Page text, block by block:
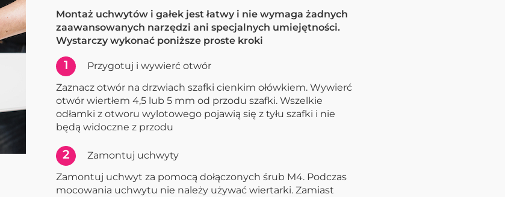
Montaż uchwytów i gałek jest łatwy i nie wymaga żadnych
zaawansowanych narzędzi ani specjalnych umiejętności.
Wystarczy wykonać poniższe proste kroki
1
Przygotuj i wywierć otwór
Zaznacz otwór na drzwiach szafki cienkim ołówkiem. Wywierć
otwór wiertłem 4,5 lub 5 mm od przodu szafki. Wszelkie
odłamki z otworu wylotowego pojawią się z tyłu szafki i nie
będą widoczne z przodu
2
Zamontuj uchwyty
Zamontuj uchwyt za pomocą dołączonych śrub M4. Podczas
mocowania uchwytu nie należy używać wiertarki. Zamiast